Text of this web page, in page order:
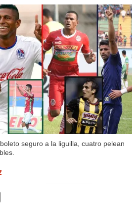
seguro a la liguilla, cuatro pelean
X
X
X
X
X
X
X